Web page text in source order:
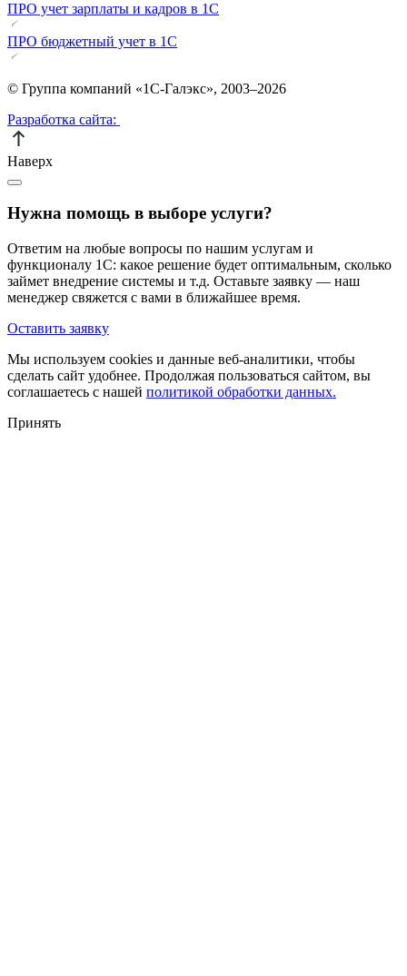
ПРО учет зарплаты и кадров в 1С
ПРО бюджетный учет в 1С
© Группа компаний «1С-Галэкс», 2003–2026
Разработка сайта:
Наверх
Нужна помощь в выборе услуги?
Ответим на любые вопросы по нашим услугам и
функционалу 1С: какое решение будет оптимальным, сколько
займет внедрение системы и т.д. Оставьте заявку — наш
менеджер свяжется с вами в ближайшее время.
Оставить заявку
Мы используем cookies и данные веб-аналитики, чтобы
сделать сайт удобнее. Продолжая пользоваться сайтом, вы
соглашаетесь с нашей политикой обработки данных.
Принять